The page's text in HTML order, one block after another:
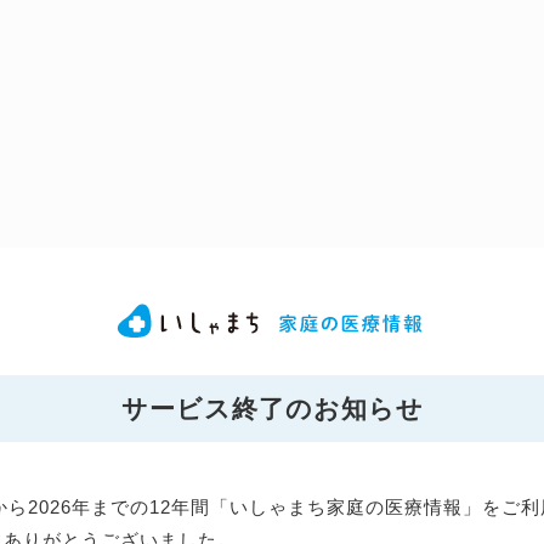
サービス終了のお知らせ
ら2026年までの12年間「いしゃまち家庭の医療情報」をご
りがとうございました。